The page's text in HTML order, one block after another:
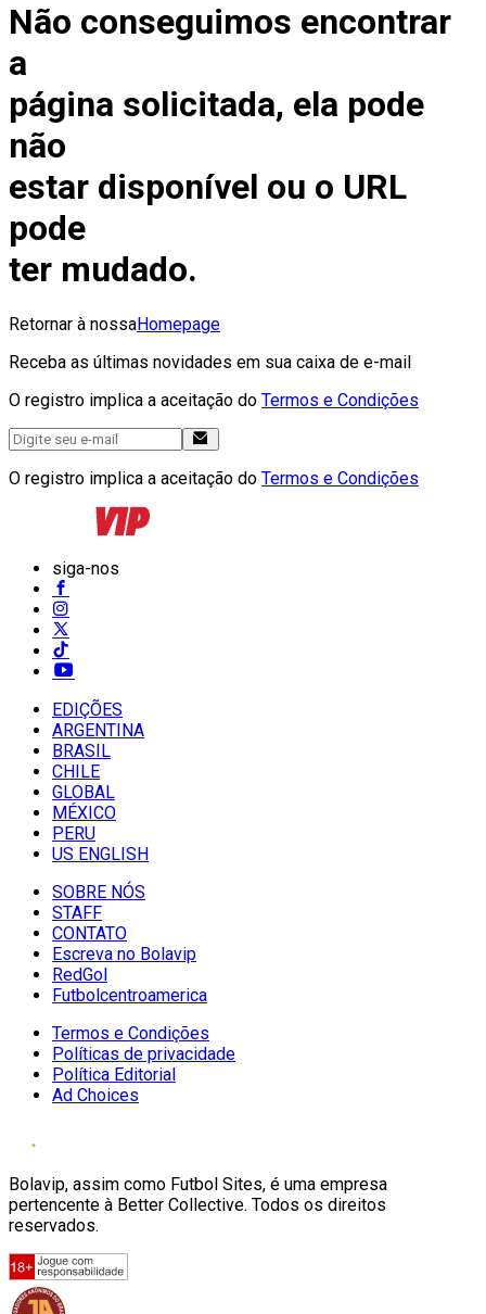
Não conseguimos encontrar
a
página solicitada, ela pode
não
estar disponível ou o URL
pode
ter mudado.
Retornar à nossaHomepage
Receba as últimas novidades em sua caixa de e-mail
O registro implica a aceitação do Termos e Condições
O registro implica a aceitação do Termos e Condições
siga-nos
EDIÇÕES
ARGENTINA
BRASIL
CHILE
GLOBAL
MÉXICO
PERU
US ENGLISH
SOBRE NÓS
STAFF
CONTATO
Escreva no Bolavip
RedGol
Futbolcentroamerica
Termos e Condições
Políticas de privacidade
Política Editorial
Ad Choices
Bolavip, assim como Futbol Sites, é uma empresa
pertencente à Better Collective. Todos os direitos
reservados.